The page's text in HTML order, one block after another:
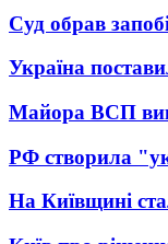
Суд обрав
Україна
Майора ВСП
РФ створила
На Київщині